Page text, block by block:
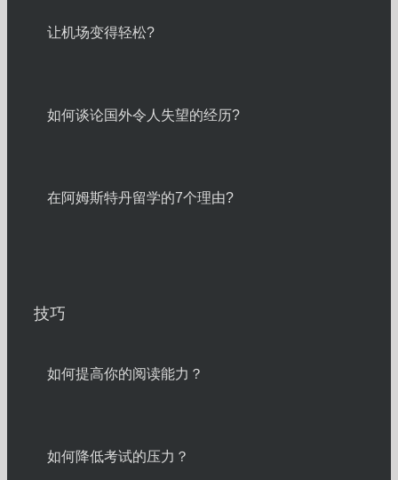
让机场变得轻松?
如何谈论国外令人失望的经历?
在阿姆斯特丹留学的7个理由?
技巧
如何提高你的阅读能力？
如何降低考试的压力？